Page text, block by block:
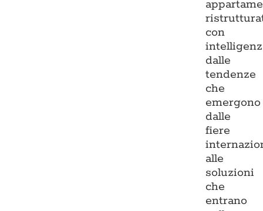
con
dalle
tendenze
che
emergono
dalle
fiere
alle
soluzioni
che
entrano